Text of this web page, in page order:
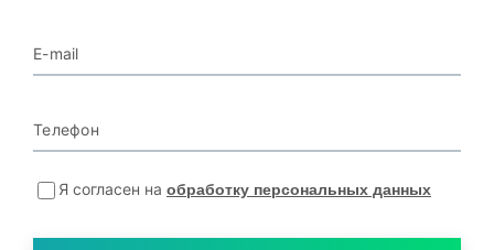
E-mail
Телефон
Я согласен на обработку персональных данных